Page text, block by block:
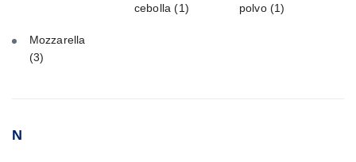
cebolla(1)
polvo(1)
Mozzarella
(3)
N